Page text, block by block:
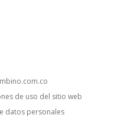
de uso del sitio web
datos personales